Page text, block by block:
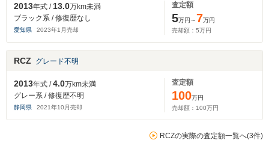
2013年式 /13.0万km未満
ブラック系 / 修復歴なし
愛知県 2023年1 月売却
査定額
5万円～7万円
売却額： 5万円
RCZ グレード不明
2013年式 /4.0万km未満
グレー系 / 修復歴不明
静岡県 2021年10 月売却
査定額
100万円
売却額： 100万円
RCZの実際の査定額一覧へ(3件)